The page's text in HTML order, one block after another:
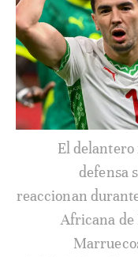
El
defensa
reaccionan
Africana de